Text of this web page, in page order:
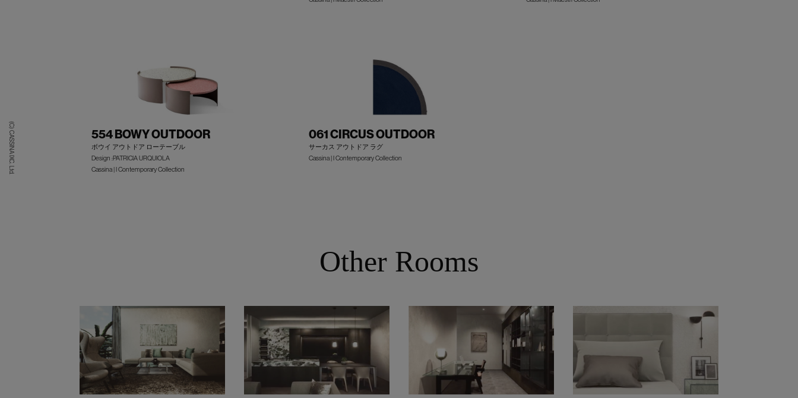
(C) CASSINA IXC. Ltd. 554 BOWY OUTDOOR
ボウイ アウトドア ローテーブル
Design :PATRICIA URQUIOLA
Cassina | I Contemporary Collection
061 CIRCUS OUTDOOR
サーカス アウトドア ラグ
Cassina | I Contemporary Collection
Other Rooms